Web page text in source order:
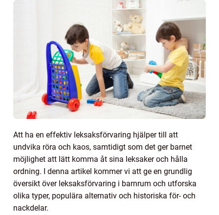
Att ha en effektiv leksaksförvaring hjälper till att
undvika röra och kaos, samtidigt som det ger barnet
möjlighet att lätt komma åt sina leksaker och hålla
ordning. I denna artikel kommer vi att ge en grundlig
översikt över leksaksförvaring i barnrum och utforska
olika typer, populära alternativ och historiska för- och
nackdelar.